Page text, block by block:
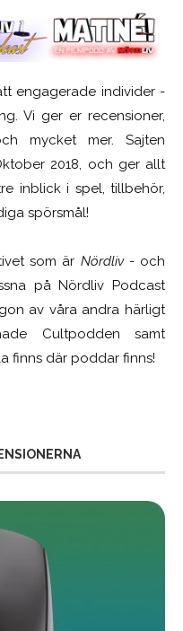
engagerade individer -
Vi ger er recensioner,
mycket mer. Sajten
2018, och ger allt
inblick i spel, tillbehör,
spörsmål!
som är Nördliv- och
på Nördliv Podcast
av våra andra härligt
Cultpodden samt
finns där poddar finns!